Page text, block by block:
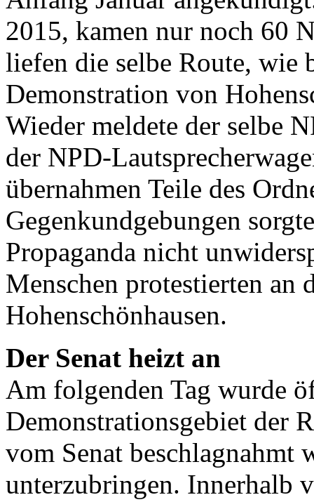
2015, kamen nur noch 60
liefen die selbe Route, wie
Demonstration von
Wieder meldete der selbe
der NPD-
übernahmen Teile des
Gegenkundgebungen
Propaganda nicht
Menschen protestierten an
Hohenschönhausen.
Der Senat heizt an
Am folgenden Tag wurde
Demonstrationsgebiet der
vom Senat
unterzubringen. Innerhalb